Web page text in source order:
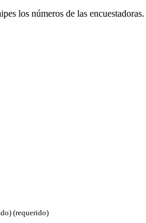
los números de las encuestadoras.
(requerido)